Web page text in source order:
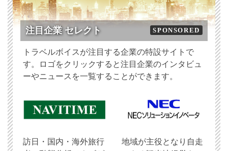
注目企業 セレクト SPONSORED
トラベルボイスが注目する企業の特設サイトで
す。ロゴをクリックすると注目企業のインタビュ
ーやニュースを一覧することができます。
訪日・国内・海外旅行
地域が主役となり自走